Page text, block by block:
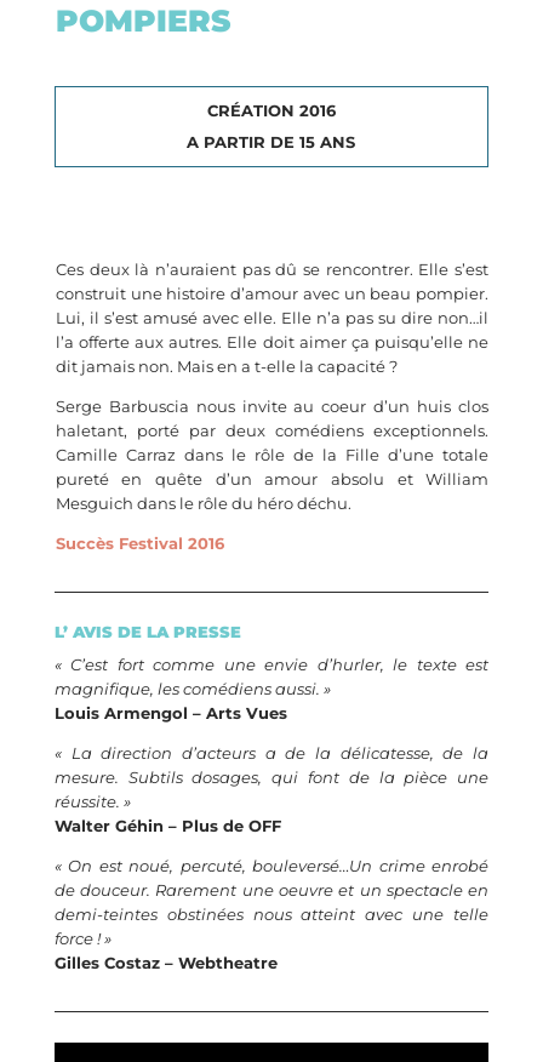
POMPIERS
CRÉATION 2016
A PARTIR DE 15 ANS
Ces deux là n’auraient pas dû se rencontrer. Elle s’est
construit une histoire d’amour avec un beau pompier.
Lui, il s’est amusé avec elle. Elle n’a pas su dire non…il
l’a offerte aux autres. Elle doit aimer ça puisqu’elle ne
dit jamais non. Mais en a t-elle la capacité ?
Serge Barbuscia nous invite au coeur d’un huis clos
haletant, porté par deux comédiens exceptionnels.
Camille Carraz dans le rôle de la Fille d’une totale
pureté en quête d’un amour absolu et William
Mesguich dans le rôle du héro déchu.
Succès Festival 2016
L’ AVIS DE LA PRESSE
« C’est fort comme une envie d’hurler, le texte est
magnifique, les comédiens aussi. »
Louis Armengol – Arts Vues
« La direction d’acteurs a de la délicatesse, de la
mesure. Subtils dosages, qui font de la pièce une
réussite. »
Walter Géhin – Plus de OFF
« On est noué, percuté, bouleversé…Un crime enrobé
de douceur. Rarement une oeuvre et un spectacle en
demi-teintes obstinées nous atteint avec une telle
force ! »
Gilles Costaz – Webtheatre